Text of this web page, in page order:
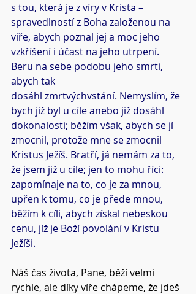
s tou, která je z víry v Krista –
spravedlností z Boha založenou na
víře, abych poznal jej a moc jeho
vzkříšení i účast na jeho utrpení.
Beru na sebe podobu jeho smrti,
abych tak
dosáhl zmrtvýchvstání. Nemyslím, že
bych již byl u cíle anebo již dosáhl
dokonalosti; běžím však, abych se jí
zmocnil, protože mne se zmocnil
Kristus Ježíš. Bratří, já nemám za to,
že jsem již u cíle; jen to mohu říci:
zapomínaje na to, co je za mnou,
upřen k tomu, co je přede mnou,
běžím k cíli, abych získal nebeskou
cenu, jíž je Boží povolání v Kristu
Ježíši.
Náš čas života, Pane, běží velmi
rychle, ale díky víře chápeme, že jdeš